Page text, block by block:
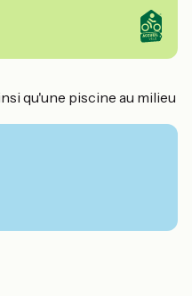
qu'une piscine au milieu